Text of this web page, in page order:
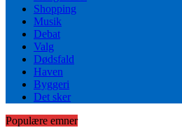
Shopping
Musik
Debat
Valg
Dødsfald
Haven
Byggeri
Det sker
Populære emner